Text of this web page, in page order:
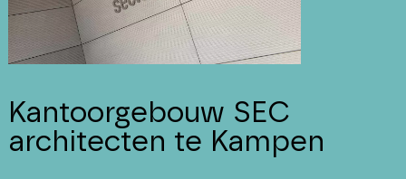
Kantoorgebouw SEC
architecten te Kampen